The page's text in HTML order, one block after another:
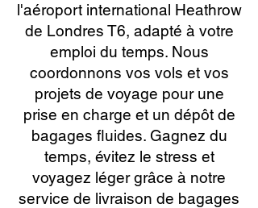
l'aéroport international Heathrow
de Londres T6, adapté à votre
emploi du temps. Nous
coordonnons vos vols et vos
projets de voyage pour une
prise en charge et un dépôt de
bagages fluides. Gagnez du
temps, évitez le stress et
voyagez léger grâce à notre
service de livraison de bagages